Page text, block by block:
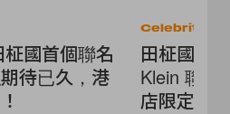
國首個聯名
待已久，港
Celebrities
田柾國快
Klein 聯名
店限定開